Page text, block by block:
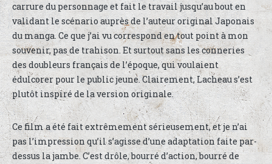
carrure du personnage et fait le travail jusqu’au bout en
validant le scénario auprès de l’auteur original Japonais
du manga. Ce que j’ai vu correspond en tout point à mon
souvenir, pas de trahison. Et surtout sans les conneries
des doubleurs français de l’époque, qui voulaient
édulcorer pour le public jeune. Clairement, Lacheau s’est
plutôt inspiré de la version originale.
Ce film a été fait extrêmement sérieusement, et je n’ai
pas l’impression qu’il s’agisse d’une adaptation faite par-
dessus la jambe. C’est drôle, bourré d’action, bourré de